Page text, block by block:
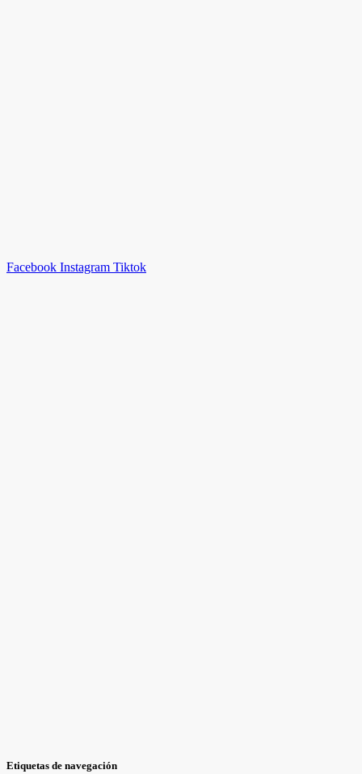
Facebook Instagram Tiktok
Etiquetas de navegación